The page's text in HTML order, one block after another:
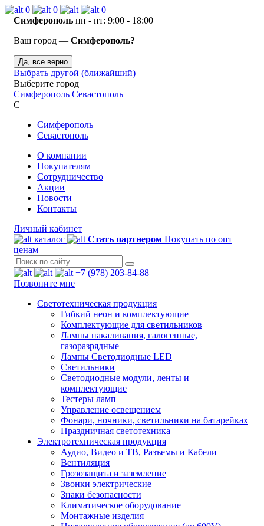
0 0
0
Симферополь пн - пт: 9:00 - 18:00
Ваш город — Симферополь?
Да, все верно
Выбрать другой (ближайший)
Выберите город
Симферополь Севастополь
С
Симферополь
Севастополь
О компании
Покупателям
Сотрудничество
Акции
Новости
Контакты
Личный кабинет
каталог
Стать партнером Покупать по опт
ценам
+7 (978) 203-84-88
Позвоните мне
Светотехническая продукция
Гибкий неон и комплектующие
Комплектующие для светильников
Лампы накаливания, галогенные,
газоразрядные
Лампы Светодиодные LED
Светильники
Светодиодные модули, ленты и
комплектующие
Тестеры ламп
Управление освещением
Фонари, ночники, светильники на батарейках
Праздничная светотехника
Электротехническая продукция
Аудио, Видео и ТВ, Разъемы и Кабели
Вентиляция
Грозозащита и заземление
Звонки электрические
Знаки безопасности
Климатическое оборудование
Монтажные изделия